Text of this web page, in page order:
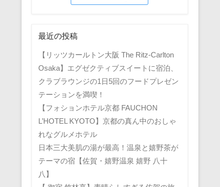
最近の投稿
【リッツカールトン大阪 The Ritz-Carlton
Osaka】エグゼクティブスイートに宿泊、
クラブラウンジの1日5回のフードプレゼン
テーションを満喫！
【フォションホテル京都 FAUCHON
L’HOTEL KYOTO】京都の真ん中のおしゃ
れなグルメホテル
日本三大美肌の湯が最高！温泉と嬉野茶が
テーマの宿【佐賀・嬉野温泉 嬉野 八十
八】